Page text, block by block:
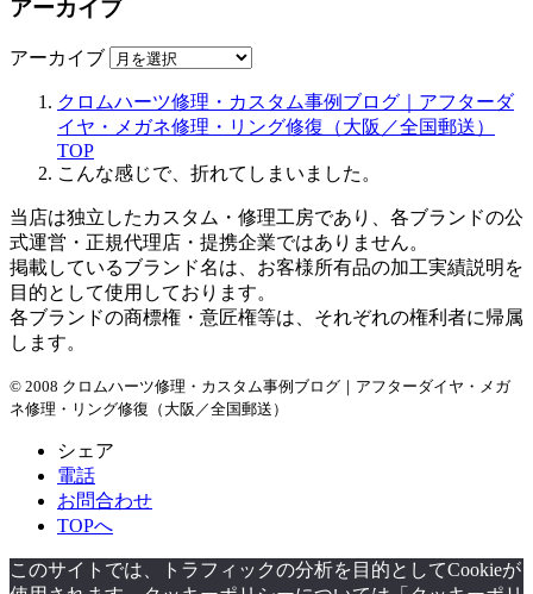
アーカイブ
アーカイブ
クロムハーツ修理・カスタム事例ブログ｜アフターダ
イヤ・メガネ修理・リング修復（大阪／全国郵送）
TOP
こんな感じで、折れてしまいました。
当店は独立したカスタム・修理工房であり、各ブランドの公
式運営・正規代理店・提携企業ではありません。
掲載しているブランド名は、お客様所有品の加工実績説明を
目的として使用しております。
各ブランドの商標権・意匠権等は、それぞれの権利者に帰属
します。
© 2008 クロムハーツ修理・カスタム事例ブログ｜アフターダイヤ・メガ
ネ修理・リング修復（大阪／全国郵送）
シェア
電話
お問合わせ
TOPへ
このサイトでは、トラフィックの分析を目的としてCookieが